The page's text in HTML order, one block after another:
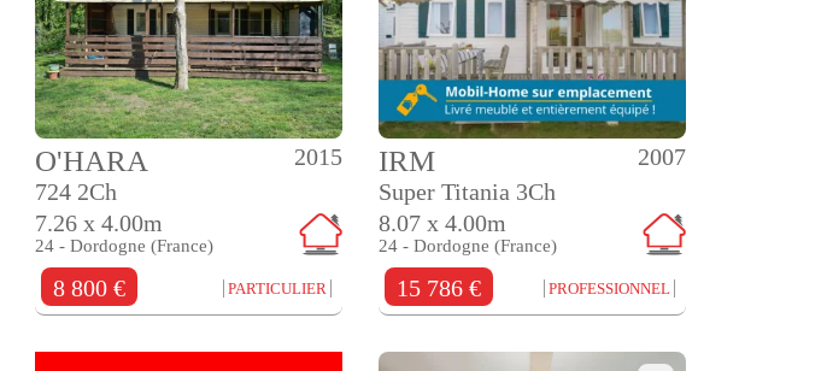
2015
O'HARA
724 2Ch
7.26 x 4.00m
24 - Dordogne (France)
8 800 € PARTICULIER
2007
IRM
Super Titania 3Ch
8.07 x 4.00m
24 - Dordogne (France)
15 786 € PROFESSIONNEL